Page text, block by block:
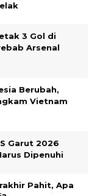
3 Gol di
Arsenal
Berubah,
Vietnam
Garut 2026
Dipenuhi
Pahit, Apa